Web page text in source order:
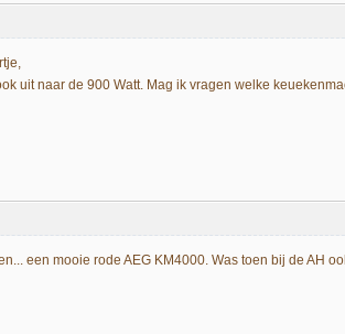
uit naar de 900 Watt. Mag ik vragen welke
een mooie rode AEG KM4000. Was toen bij de AH